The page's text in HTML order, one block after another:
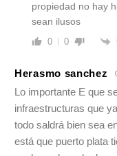
propiedad no hay
sean ilusos
0 0
Herasmo sanchez
Lo importante E que
infraestructuras que
todo saldrá bien sea
está que puerto plata